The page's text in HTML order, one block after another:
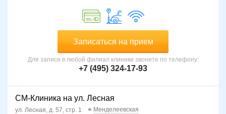
Записаться на прием
Для записи в любой филиал клиники звоните по телефону:
+7 (495) 324-17-93
СМ-Клиника на ул. Лесная
ул. Лесная, д. 57, стр. 1 Менделеевская